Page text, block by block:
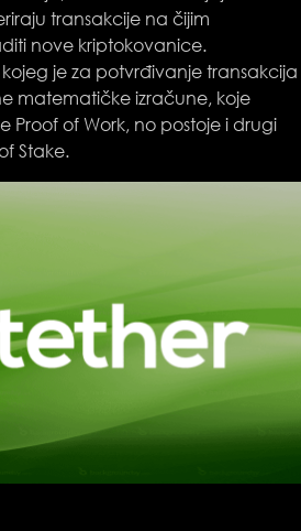
transakcije na čijim
nove kriptokovanice.
je za potvrđivanje transakcija
matematičke izračune, koje
Proof of Work, no postoje i drugi
Stake.